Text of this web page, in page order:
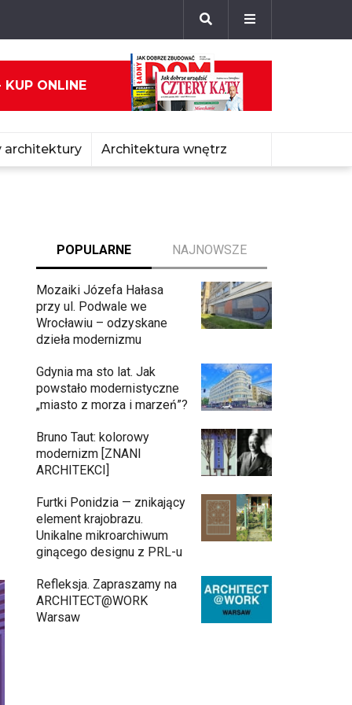
KUP ONLINE
architektury Architektura wnętrz
POPULARNE NAJNOWSZE
Mozaiki Józefa Hałasa
przy ul. Podwale we
Wrocławiu – odzyskane
dzieła modernizmu
Gdynia ma sto lat. Jak
powstało modernistyczne
„miasto z morza i marzeń”?
Bruno Taut: kolorowy
modernizm [ZNANI
ARCHITEKCI]
Furtki Ponidzia — znikający
element krajobrazu.
Unikalne mikroarchiwum
ginącego designu z PRL-u
Refleksja. Zapraszamy na
ARCHITECT@WORK
Warsaw